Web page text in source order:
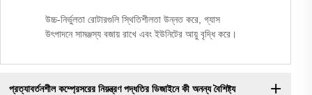
উচ্চ-নির্ভুলতা রোটারগুলি স্থিতিশীলতা উন্নত করে, গ্যাস
উৎপাদনে সামঞ্জস্য বজায় রাখে এবং ইউনিটের আয়ু বৃদ্ধি করে।
প্রত্যাবর্তনশীল কম্প্রেসরের নিয়ন্ত্রণ পদ্ধতির ডিজাইনে কী অনন্য বৈশিষ্ট্য